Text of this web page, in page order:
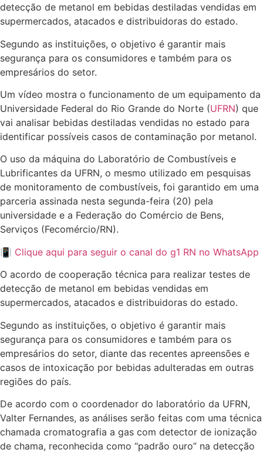
detecção de metanol em bebidas destiladas vendidas em
supermercados, atacados e distribuidoras do estado.
Segundo as instituições, o objetivo é garantir mais
segurança para os consumidores e também para os
empresários do setor.
Um vídeo mostra o funcionamento de um equipamento da
Universidade Federal do Rio Grande do Norte (UFRN) que
vai analisar bebidas destiladas vendidas no estado para
identificar possíveis casos de contaminação por metanol.
O uso da máquina do Laboratório de Combustíveis e
Lubrificantes da UFRN, o mesmo utilizado em pesquisas
de monitoramento de combustíveis, foi garantido em uma
parceria assinada nesta segunda-feira (20) pela
universidade e a Federação do Comércio de Bens,
Serviços (Fecomércio/RN).
📳 Clique aqui para seguir o canal do g1 RN no WhatsApp
O acordo de cooperação técnica para realizar testes de
detecção de metanol em bebidas vendidas em
supermercados, atacados e distribuidoras do estado.
Segundo as instituições, o objetivo é garantir mais
segurança para os consumidores e também para os
empresários do setor, diante das recentes apreensões e
casos de intoxicação por bebidas adulteradas em outras
regiões do país.
De acordo com o coordenador do laboratório da UFRN,
Valter Fernandes, as análises serão feitas com uma técnica
chamada cromatografia a gas com detector de ionização
de chama, reconhecida como “padrão ouro” na detecção